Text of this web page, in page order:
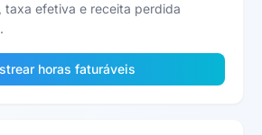
taxa efetiva e receita perdida
horas faturáveis